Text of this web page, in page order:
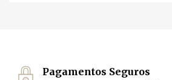
Pagamentos Seguros